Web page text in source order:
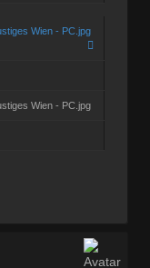
Wien - PC.jpg
Wien - PC.jpg